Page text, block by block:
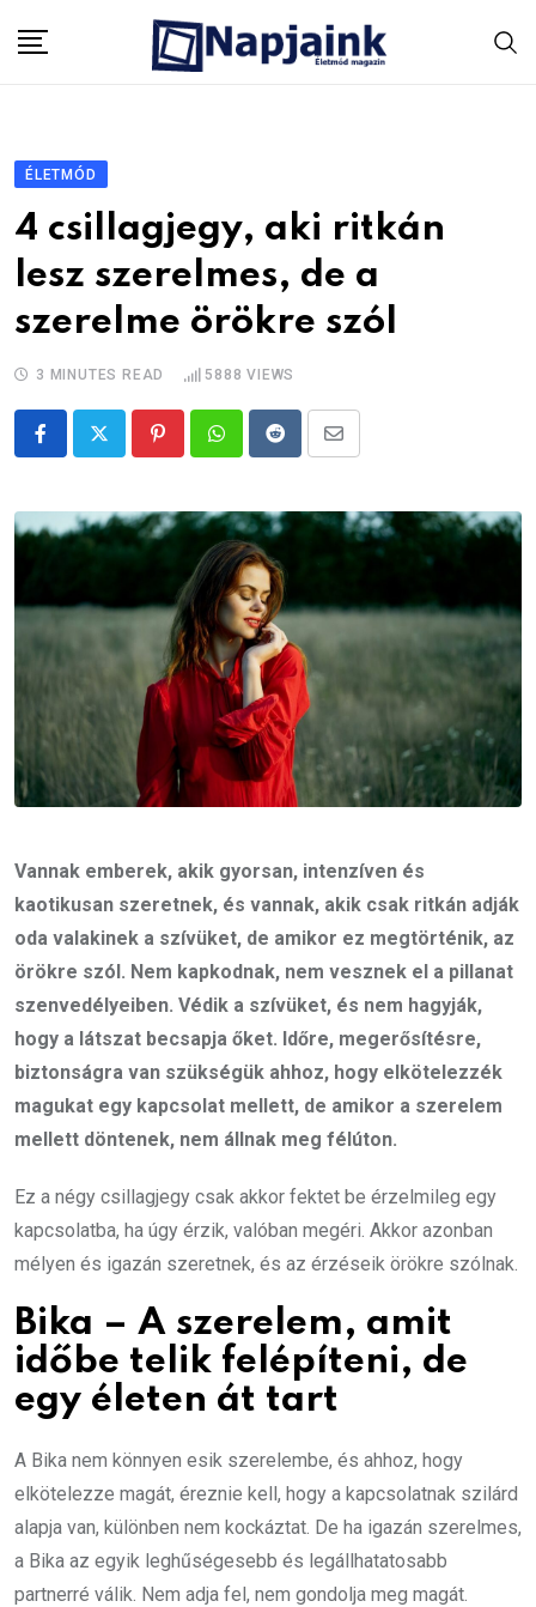
ÉLETMÓD
4 csillagjegy, aki ritkán
lesz szerelmes, de a
szerelme örökre szól
3 MINUTES READ 5888 VIEWS
PinterestWhatsappRedditShare
Email
Vannak emberek, akik gyorsan, intenzíven és
kaotikusan szeretnek, és vannak, akik csak ritkán adják
oda valakinek a szívüket, de amikor ez megtörténik, az
örökre szól. Nem kapkodnak, nem vesznek el a pillanat
szenvedélyeiben. Védik a szívüket, és nem hagyják,
hogy a látszat becsapja őket. Időre, megerősítésre,
biztonságra van szükségük ahhoz, hogy elkötelezzék
magukat egy kapcsolat mellett, de amikor a szerelem
mellett döntenek, nem állnak meg félúton.
Ez a négy csillagjegy csak akkor fektet be érzelmileg egy
kapcsolatba, ha úgy érzik, valóban megéri. Akkor azonban
mélyen és igazán szeretnek, és az érzéseik örökre szólnak.
Bika – A szerelem, amit
időbe telik felépíteni, de
egy életen át tart
A Bika nem könnyen esik szerelembe, és ahhoz, hogy
elkötelezze magát, éreznie kell, hogy a kapcsolatnak szilárd
alapja van, különben nem kockáztat. De ha igazán szerelmes,
a Bika az egyik leghűségesebb és legállhatatosabb
partnerré válik. Nem adja fel, nem gondolja meg magát.